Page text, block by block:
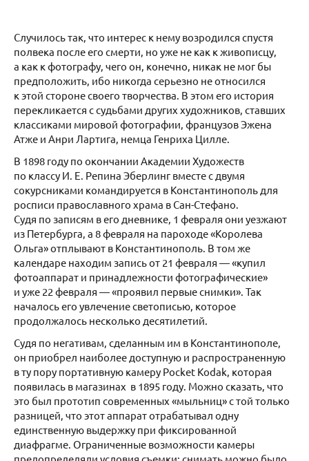
Случилось так, что интерес к нему возродился спустя
полвека после его смерти, но уже не как к живописцу,
а как к фотографу, чего он, конечно, никак не мог бы
предположить, ибо никогда серьезно не относился
к этой стороне своего творчества. В этом его история
перекликается с судьбами других художников, ставших
классиками мировой фотографии, французов Эжена
Атже и Анри Лартига, немца Генриха Цилле.
В 1898 году по окончании Академии Художеств
по классу И. Е. Репина Эберлинг вместе с двумя
сокурсниками командируется в Константинополь для
росписи православного храма в Сан-Стефано.
Судя по записям в его дневнике, 1 февраля они уезжают
из Петербурга, а 8 февраля на пароходе «Королева
Ольга» отплывают в Константинополь. В том же
календаре находим запись от 21 февраля — «купил
фотоаппарат и принадлежности фотографические»
и уже 22 февраля — «проявил первые снимки». Так
началось его увлечение светописью, которое
продолжалось несколько десятилетий.
Судя по негативам, сделанным им в Константинополе,
он приобрел наиболее доступную и распространенную
в ту пору портативную камеру Pocket Kodak, которая
появилась в магазинах в 1895 году. Можно сказать, что
это был прототип современных «мыльниц» с той только
разницей, что этот аппарат отрабатывал одну
единственную выдержку при фиксированной
диафрагме. Ограниченные возможности камеры